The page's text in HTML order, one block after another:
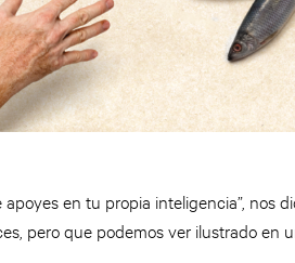
en tu propia inteligencia”, nos
pero que podemos ver ilustrado en